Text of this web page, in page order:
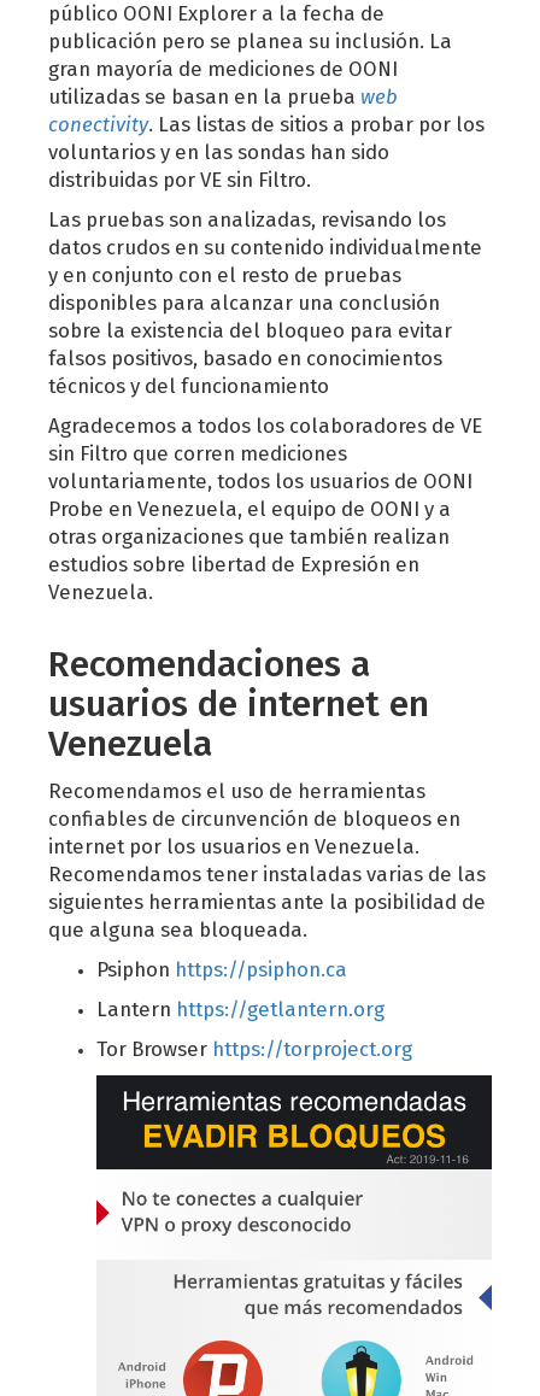
público OONI Explorer a la fecha de
publicación pero se planea su inclusión. La
gran mayoría de mediciones de OONI
utilizadas se basan en la prueba web
conectivity. Las listas de sitios a probar por los
voluntarios y en las sondas han sido
distribuidas por VE sin Filtro.
Las pruebas son analizadas, revisando los
datos crudos en su contenido individualmente
y en conjunto con el resto de pruebas
disponibles para alcanzar una conclusión
sobre la existencia del bloqueo para evitar
falsos positivos, basado en conocimientos
técnicos y del funcionamiento
Agradecemos a todos los colaboradores de VE
sin Filtro que corren mediciones
voluntariamente, todos los usuarios de OONI
Probe en Venezuela, el equipo de OONI y a
otras organizaciones que también realizan
estudios sobre libertad de Expresión en
Venezuela.
Recomendaciones a
usuarios de internet en
Venezuela
Recomendamos el uso de herramientas
confiables de circunvención de bloqueos en
internet por los usuarios en Venezuela.
Recomendamos tener instaladas varias de las
siguientes herramientas ante la posibilidad de
que alguna sea bloqueada.
Psiphon https://psiphon.ca
Lantern https://getlantern.org
Tor Browser https://torproject.org